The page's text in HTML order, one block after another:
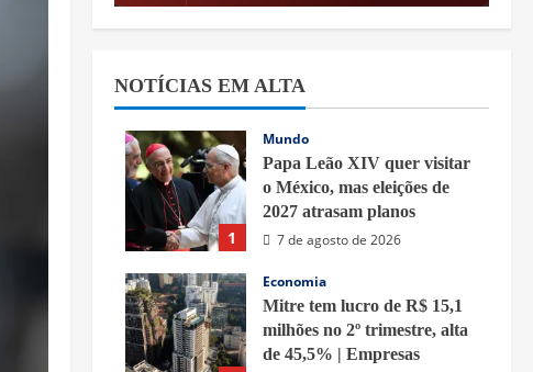
NOTÍCIAS EM ALTA
1
Mundo
Papa Leão XIV quer visitar
o México, mas eleições de
2027 atrasam planos
7 de agosto de 2026
Economia
Mitre tem lucro de R$ 15,1
milhões no 2º trimestre, alta
de 45,5% | Empresas